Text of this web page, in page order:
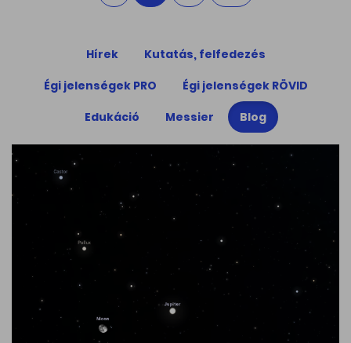
Hírek
Kutatás, felfedezés
Égi jelenségek PRO
Égi jelenségek RÖVID
Edukáció
Messier Blog